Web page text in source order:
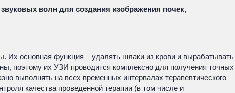
волн для создания изображения почек,
Их основная функция – удалять шлаки из крови и вырабатывать
поэтому их УЗИ проводится комплексно для получения точных
выполнять на всех временных интервалах терапевтического
качества проведенной терапии (в том числе и